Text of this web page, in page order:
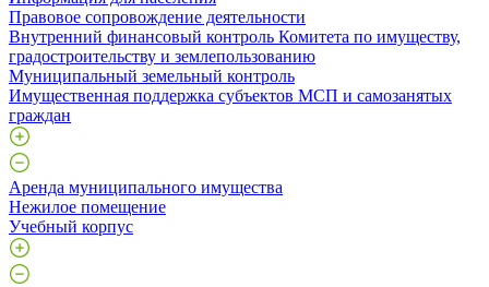
Правовое сопровождение деятельности
Внутренний финансовый контроль Комитета по имуществу,
градостроительству и землепользованию
Муниципальный земельный контроль
Имущественная поддержка субъектов МСП и самозанятых
граждан
Аренда муниципального имущества
Нежилое помещение
Учебный корпус